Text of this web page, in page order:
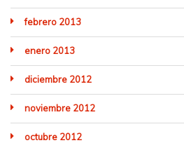
febrero 2013
enero 2013
diciembre 2012
noviembre 2012
octubre 2012